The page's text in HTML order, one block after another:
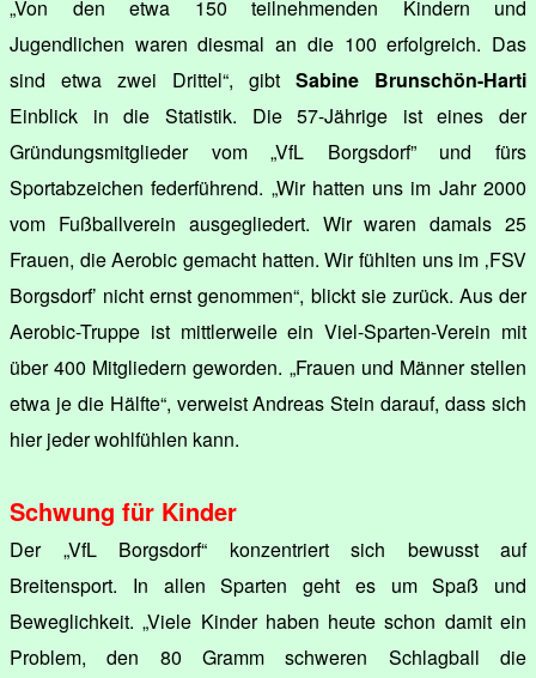
„Von den etwa 150 teilnehmenden Kindern und
Jugendlichen waren diesmal an die 100 erfolgreich. Das
sind etwa zwei Drittel“, gibt Sabine Brunschön-Harti
Einblick in die Statistik. Die 57-Jährige ist eines der
Gründungsmitglieder vom „VfL Borgsdorf” und fürs
Sportabzeichen federführend. „Wir hatten uns im Jahr 2000
vom Fußballverein ausgegliedert. Wir waren damals 25
Frauen, die Aerobic gemacht hatten. Wir fühlten uns im ‚FSV
Borgsdorf’ nicht ernst genommen“, blickt sie zurück. Aus der
Aerobic-Truppe ist mittlerweile ein Viel-Sparten-Verein mit
über 400 Mitgliedern geworden. „Frauen und Männer stellen
etwa je die Hälfte“, verweist Andreas Stein darauf, dass sich
hier jeder wohlfühlen kann.
Schwung für Kinder
Der „VfL Borgsdorf“ konzentriert sich bewusst auf
Breitensport. In allen Sparten geht es um Spaß und
Beweglichkeit. „Viele Kinder haben heute schon damit ein
Problem, den 80 Gramm schweren Schlagball die